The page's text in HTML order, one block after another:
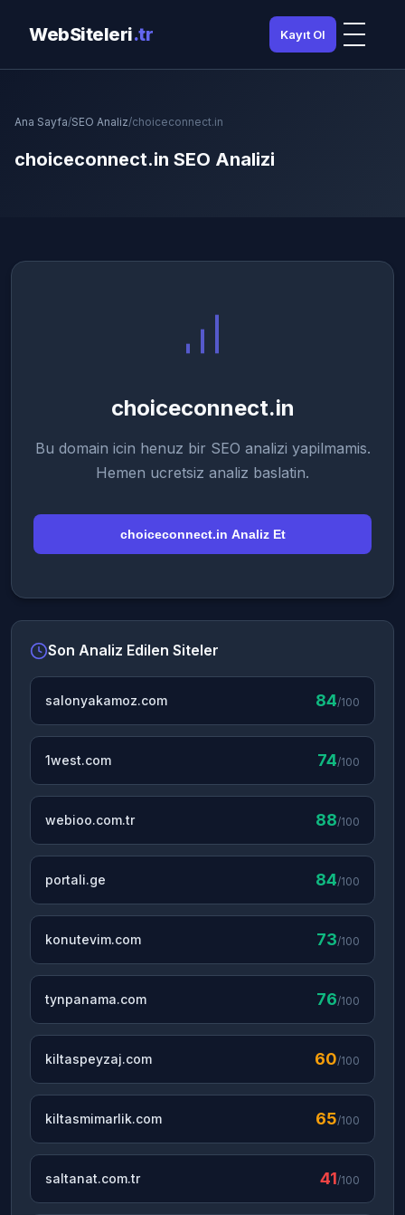
WebSiteleri.tr Kayıt Ol
Ana Sayfa/SEO Analiz/choiceconnect.in
choiceconnect.in SEO Analizi
choiceconnect.in
Bu domain icin henuz bir SEO analizi yapilmamis.
Hemen ucretsiz analiz baslatin.
choiceconnect.in Analiz Et
Son Analiz Edilen Siteler
salonyakamoz.com 84/100
1west.com 74/100
webioo.com.tr 88/100
portali.ge 84/100
konutevim.com 73/100
tynpanama.com 76/100
kiltaspeyzaj.com 60/100
kiltasmimarlik.com 65/100
saltanat.com.tr 41/100